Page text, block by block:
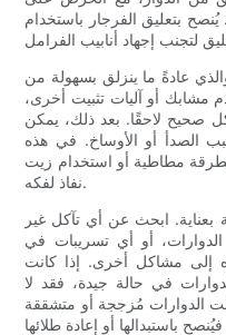
بتعليق الفرجار باستخدام
عادةً ما ينزلق بسهولة من
مشابك أو آليات تثبيت أخرى،
صحيح لاحقًا. بعد ذلك، يمكن
الصدأ أو الأوساخ. في هذه
مطاطية أو استخدام زيت
نفاذ لفكه.
ابحث عن أي تآكل غير
أو أي تسريبات في
إلى مشاكل أخرى. إذا كانت
في حالة جيدة، فقد لا
الدوارات مُزججة أو متشققة